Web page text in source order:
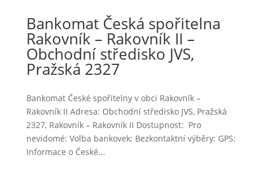
Bankomat Česká spořitelna
Rakovník – Rakovník II –
Obchodní středisko JVS,
Pražská 2327
Bankomat České spořitelny v obci Rakovník –
Rakovník II Adresa: Obchodní středisko JVS, Pražská
2327, Rakovník – Rakovník II Dostupnost: Pro
nevidomé: Volba bankovek: Bezkontaktní výběry: GPS:
Informace o České...